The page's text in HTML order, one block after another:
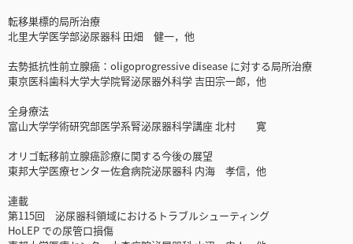
転移巣標的局所治療
北里大学医学部泌尿器科 田畑 健一，他
去勢抵抗性前立腺癌：oligoprogressive disease に対する局所治療
東京医科歯科大学大学院腎泌尿器外科学 吉田宗一郎，他
全身療法
富山大学学術研究部医学系腎泌尿器科学講座 北村 寛
オリゴ転移前立腺癌診療に関する今後の展望
東邦大学医療センター佐倉病院泌尿器科 内海 孝信，他
連載
第115回 泌尿器科領域におけるトラブルシューティング
HoLEP での尿管口損傷